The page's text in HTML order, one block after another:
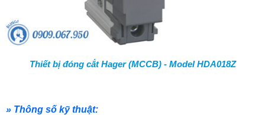
Thiết bị đóng cắt Hager (MCCB) - Model HDA018Z
» Thông số kỹ thuật: